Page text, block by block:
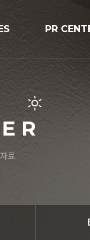
PR
보도자료
료